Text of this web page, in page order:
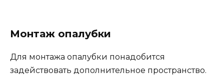
Монтаж опалубки
Для монтажа опалубки понадобится
задействовать дополнительное пространство.